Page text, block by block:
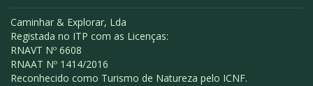
Caminhar & Explorar, Lda
Registada no ITP com as Licenças:
RNAVT Nº 6608
RNAAT Nº 1414/2016
Reconhecido como Turismo de Natureza pelo ICNF.